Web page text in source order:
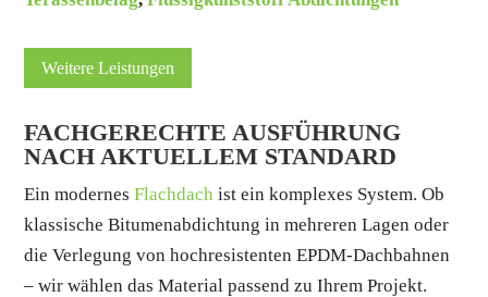
Weitere Leistungen
FACHGERECHTE AUSFÜHRUNG
NACH AKTUELLEM STANDARD
Ein modernesFlachdach ist ein komplexes System. Ob
klassische Bitumenabdichtung in mehreren Lagen oder
die Verlegung von hochresistenten EPDM-Dachbahnen
– wir wählen das Material passend zu Ihrem Projekt.